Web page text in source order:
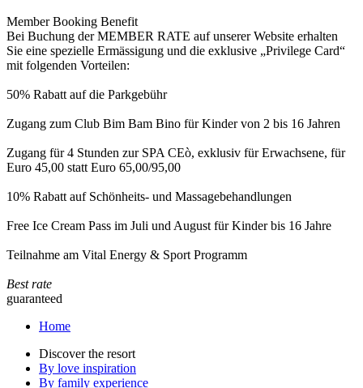
Member Booking Benefit
Bei Buchung der MEMBER RATE auf unserer Website erhalten
Sie eine spezielle Ermässigung und die exklusive „Privilege Card“
mit folgenden Vorteilen:
50% Rabatt auf die Parkgebühr
Zugang zum Club Bim Bam Bino für Kinder von 2 bis 16 Jahren
Zugang für 4 Stunden zur SPA CEò, exklusiv für Erwachsene, für
Euro 45,00 statt Euro 65,00/95,00
10% Rabatt auf Schönheits- und Massagebehandlungen
Free Ice Cream Pass im Juli und August für Kinder bis 16 Jahre
Teilnahme am Vital Energy & Sport Programm
Best rate
guaranteed
Home
Discover the resort
By love inspiration
By family experience